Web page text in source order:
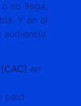
no llega,
Y en el
audiencia
en
paid